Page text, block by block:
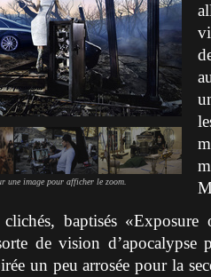
une image pour afficher le zoom.
baptisés
de vision d’apocalypse
un peu arrosée pour la